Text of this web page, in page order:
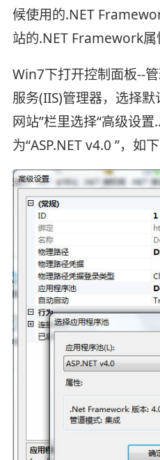
候使用的.NET
站的.NET Framework属
Win7下打开控制面板--
服务(IIS)管理器，选择
网站”栏里选择“高级设
为“ASP.NET v4.0 ”，如下